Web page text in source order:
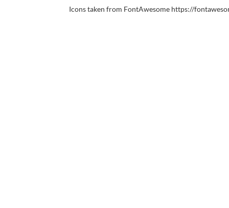
Icons taken from FontAwesome https://